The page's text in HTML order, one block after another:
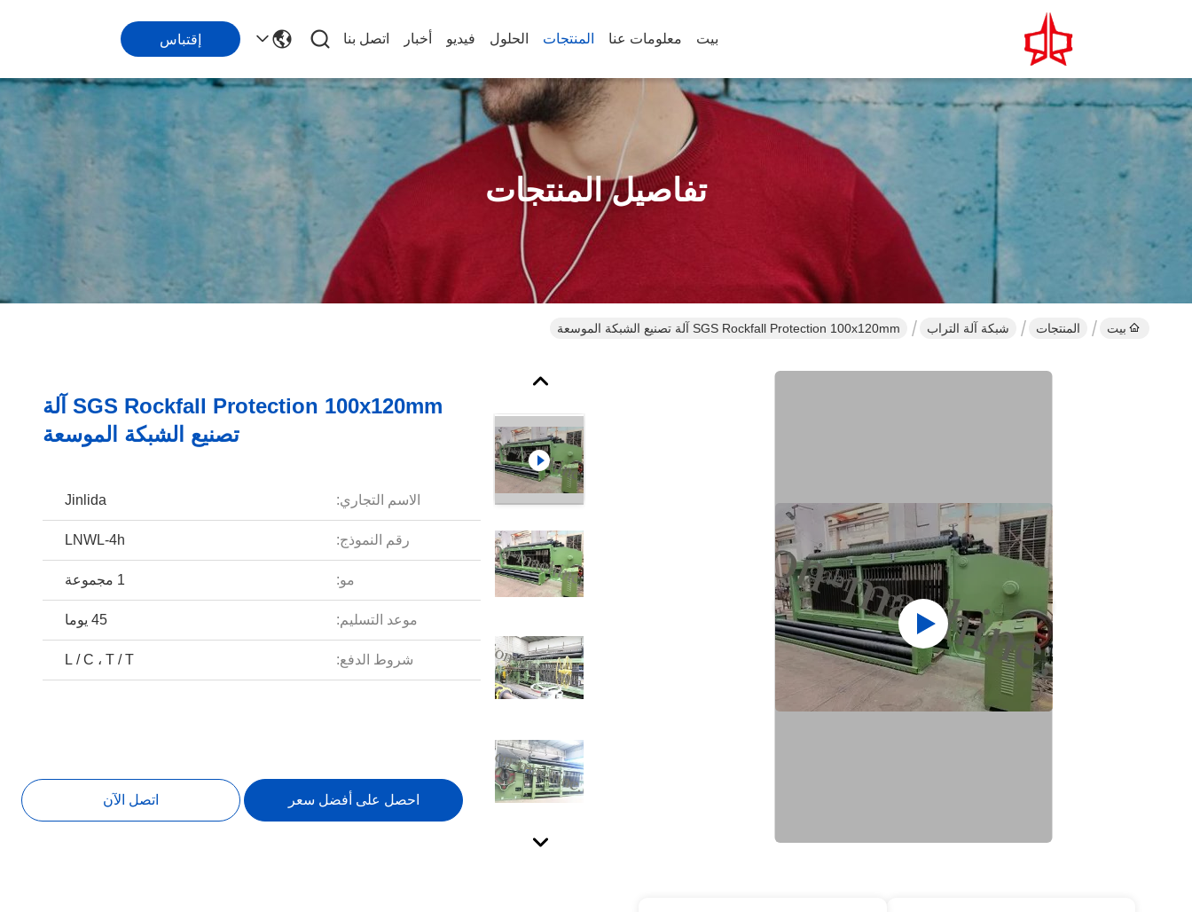
بيت معلومات عنا المنتجات الحلول فيديو أخبار اتصل بنا إقتباس
تفاصيل المنتجات
بيت المنتجات شبكة آلة التراب SGS Rockfall Protection 100x120mm آلة تصنيع الشبكة الموسعة
SGS Rockfall Protection 100x120mm آلة
تصنيع الشبكة الموسعة
الاسم التجاري: Jinlida
رقم النموذج: LNWL-4h
مو: 1 مجموعة
موعد التسليم: 45 يوما
شروط الدفع: L / C ، T / T
احصل على أفضل سعر اتصل الآن